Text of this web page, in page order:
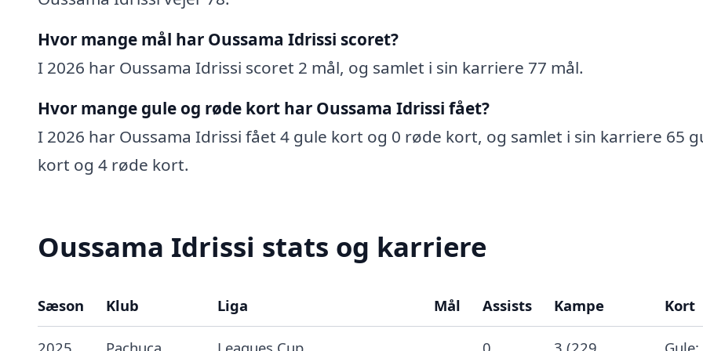
Hvor mange mål har Oussama Idrissi scoret?
I 2026 har Oussama Idrissi scoret 2 mål, og samlet i sin karriere 77 mål.
Hvor mange gule og røde kort har Oussama Idrissi fået?
I 2026 har Oussama Idrissi fået 4 gule kort og 0 røde kort, og samlet i sin karriere 65
kort og 4 røde kort.
Oussama Idrissi stats og karriere
Sæson Klub Liga Mål Assists Kampe Kort